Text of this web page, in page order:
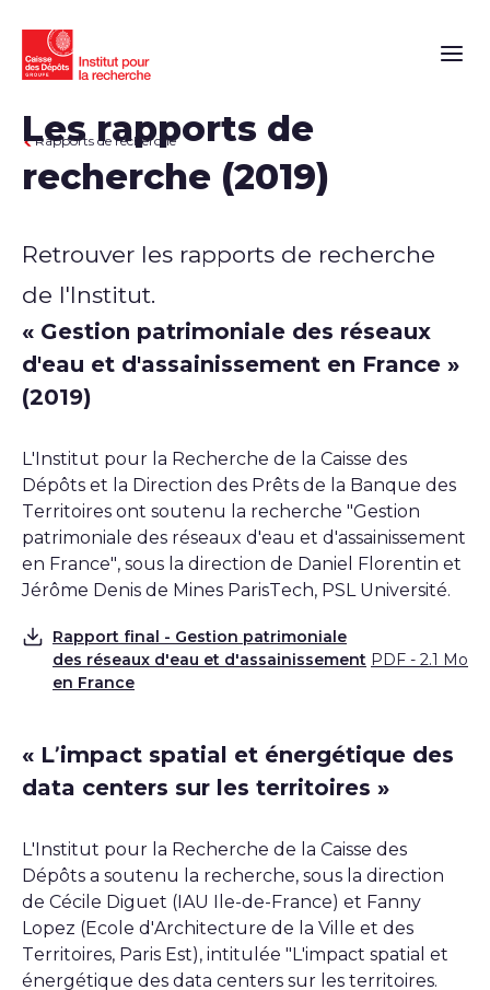
Rapports de recherche
Les rapports de
recherche (2019)
Retrouver les rapports de recherche
de l'Institut.
« Gestion patrimoniale des réseaux
d'eau et d'assainissement en France »
(2019)
L'Institut pour la Recherche de la Caisse des
Dépôts et la Direction des Prêts de la Banque des
Territoires ont soutenu la recherche "Gestion
patrimoniale des réseaux d'eau et d'assainissement
en France", sous la direction de Daniel Florentin et
Jérôme Denis de Mines ParisTech, PSL Université.
Télécharger
Rapport final - Gestion patrimoniale
des réseaux d'eau et d'assainissement
en France
PDF - 2.1 Mo
« L’impact spatial et énergétique des
data centers sur les territoires »
L'Institut pour la Recherche de la Caisse des
Dépôts a soutenu la recherche, sous la direction
de Cécile Diguet (IAU Ile-de-France) et Fanny
Lopez (Ecole d'Architecture de la Ville et des
Territoires, Paris Est), intitulée "L'impact spatial et
énergétique des data centers sur les territoires.